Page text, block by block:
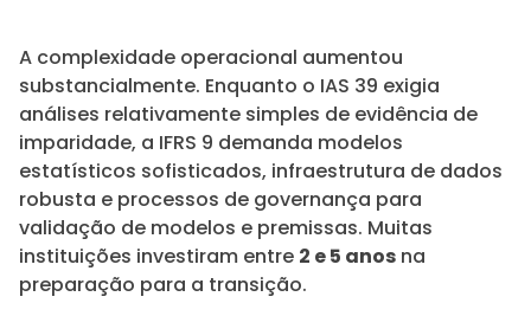
A complexidade operacional aumentou
substancialmente. Enquanto o IAS 39 exigia
análises relativamente simples de evidência de
imparidade, a IFRS 9 demanda modelos
estatísticos sofisticados, infraestrutura de dados
robusta e processos de governança para
validação de modelos e premissas. Muitas
instituições investiram entre 2 e 5 anos na
preparação para a transição.